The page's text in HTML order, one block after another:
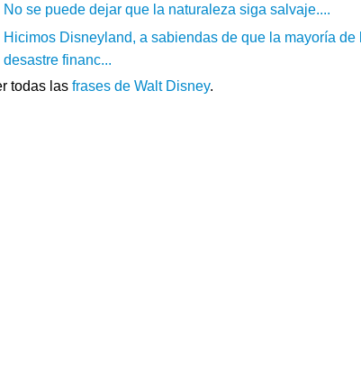
No se puede dejar que la naturaleza siga salvaje....
Hicimos Disneyland, a sabiendas de que la mayoría
desastre financ...
todas las frases de Walt Disney.